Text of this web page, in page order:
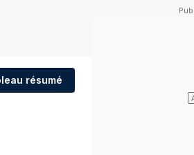
résumé